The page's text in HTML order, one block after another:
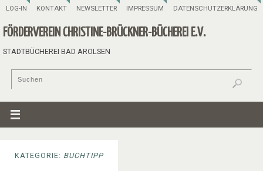
LOG-IN KONTAKT NEWSLETTER IMPRESSUM DATENSCHUTZERKLÄRUNG
FÖRDERVEREIN CHRISTINE-BRÜCKNER-BÜCHEREI E.V.
STADTBÜCHEREI BAD AROLSEN
KATEGORIE: BUCHTIPP